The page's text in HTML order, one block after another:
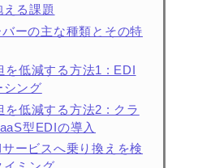
る課題
ーの主な種類とその特
を低減する方法1 : EDI
シング
を低減する方法2 : クラ
型EDIの導入
ービスへ乗り換えを検